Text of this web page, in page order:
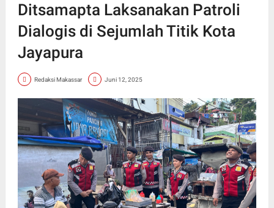
Ditsamapta Laksanakan Patroli
Dialogis di Sejumlah Titik Kota
Jayapura
Redaksi Makassar Juni 12, 2025